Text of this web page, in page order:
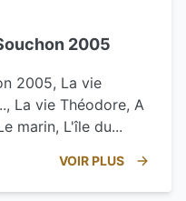
2005
2005, La vie
La vie Théodore, A
marin, L'île du...
VOIR PLUS